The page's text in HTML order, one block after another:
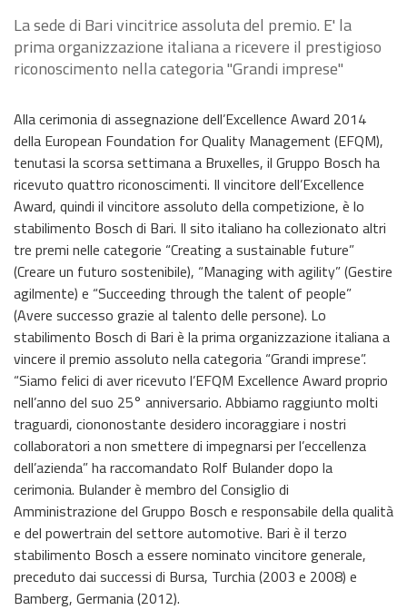
La sede di Bari vincitrice assoluta del premio. E' la
prima organizzazione italiana a ricevere il prestigioso
riconoscimento nella categoria "Grandi imprese"
Alla cerimonia di assegnazione dell’Excellence Award 2014
della European Foundation for Quality Management (EFQM),
tenutasi la scorsa settimana a Bruxelles, il Gruppo Bosch ha
ricevuto quattro riconoscimenti. Il vincitore dell’Excellence
Award, quindi il vincitore assoluto della competizione, è lo
stabilimento Bosch di Bari. Il sito italiano ha collezionato altri
tre premi nelle categorie “Creating a sustainable future”
(Creare un futuro sostenibile), “Managing with agility” (Gestire
agilmente) e “Succeeding through the talent of people”
(Avere successo grazie al talento delle persone). Lo
stabilimento Bosch di Bari è la prima organizzazione italiana a
vincere il premio assoluto nella categoria “Grandi imprese”.
“Siamo felici di aver ricevuto l’EFQM Excellence Award proprio
nell’anno del suo 25° anniversario. Abbiamo raggiunto molti
traguardi, ciononostante desidero incoraggiare i nostri
collaboratori a non smettere di impegnarsi per l’eccellenza
dell’azienda” ha raccomandato Rolf Bulander dopo la
cerimonia. Bulander è membro del Consiglio di
Amministrazione del Gruppo Bosch e responsabile della qualità
e del powertrain del settore automotive. Bari è il terzo
stabilimento Bosch a essere nominato vincitore generale,
preceduto dai successi di Bursa, Turchia (2003 e 2008) e
Bamberg, Germania (2012).